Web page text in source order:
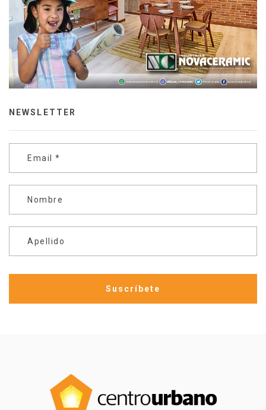
NEWSLETTER
Email *
Nombre
Apellido